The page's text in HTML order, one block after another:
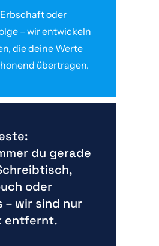
oder
– wir entwickeln
die deine Werte
übertragen.
du gerade
oder
– wir sind nur
entfernt.